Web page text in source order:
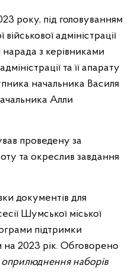
адміністрації
нарада з керівниками
та її апарату
начальника Василя
Алли
проведену за
та окреслив завдання
документів для
Шумської міської
підтримки
на 2023 рік. Обговорено
оприлюднення наборів